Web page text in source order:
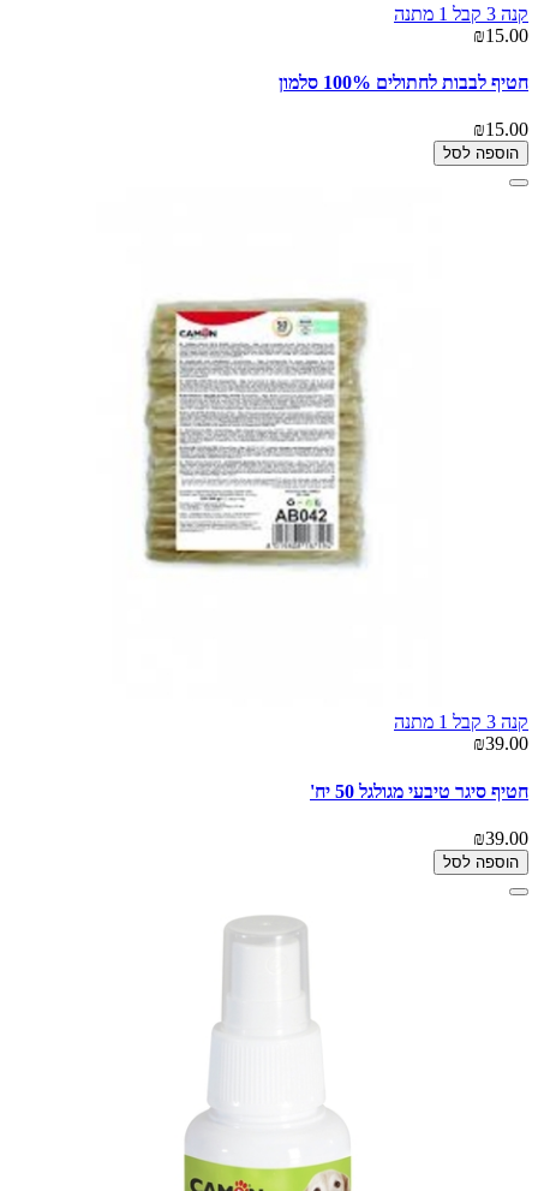
קנה 3 קבל 1 מתנה
₪15.00
חטיף לבבות לחתולים 100% סלמון
₪15.00
הוספה לסל
קנה 3 קבל 1 מתנה
₪39.00
חטיף סיגר טיבעי מגולגל 50 יח'
₪39.00
הוספה לסל